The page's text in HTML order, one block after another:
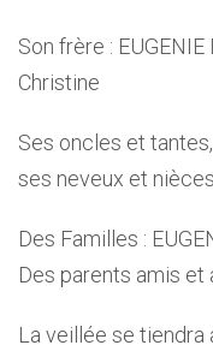
Son frère :
Christine
Ses oncles et
ses neveux et
Des Familles :
Des parents amis et
La veillée se tiendra